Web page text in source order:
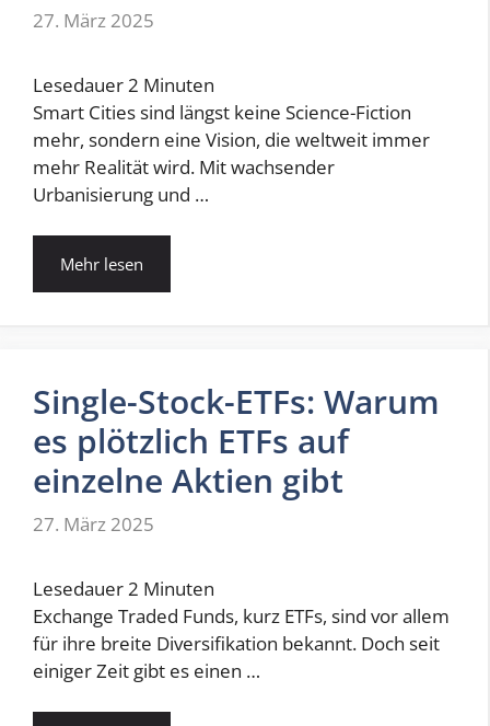
27. März 2025
Lesedauer 2 Minuten
Smart Cities sind längst keine Science-Fiction
mehr, sondern eine Vision, die weltweit immer
mehr Realität wird. Mit wachsender
Urbanisierung und …
Mehr lesen
Single-Stock-ETFs: Warum
es plötzlich ETFs auf
einzelne Aktien gibt
27. März 2025
Lesedauer 2 Minuten
Exchange Traded Funds, kurz ETFs, sind vor allem
für ihre breite Diversifikation bekannt. Doch seit
einiger Zeit gibt es einen …